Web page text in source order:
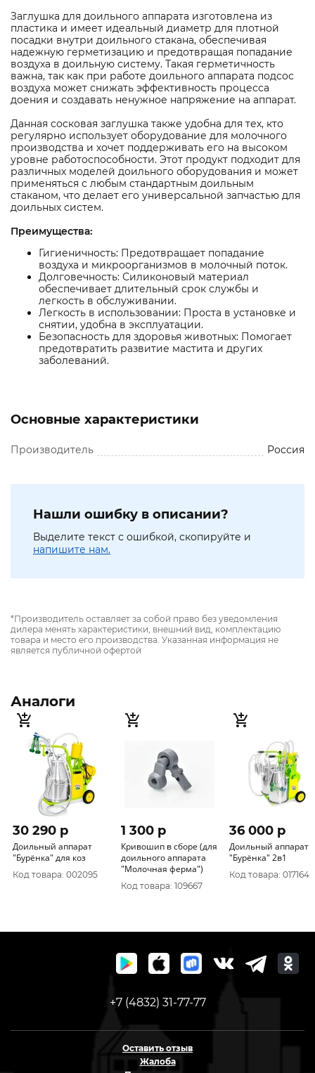
Заглушка для доильного аппарата изготовлена из
пластика и имеет идеальный диаметр для плотной
посадки внутри доильного стакана, обеспечивая
надежную герметизацию и предотвращая попадание
воздуха в доильную систему. Такая герметичность
важна, так как при работе доильного аппарата подсос
воздуха может снижать эффективность процесса
доения и создавать ненужное напряжение на аппарат.
Данная сосковая заглушка также удобна для тех, кто
регулярно использует оборудование для молочного
производства и хочет поддерживать его на высоком
уровне работоспособности. Этот продукт подходит для
различных моделей доильного оборудования и может
применяться с любым стандартным доильным
стаканом, что делает его универсальной запчастью для
доильных систем.
Преимущества:
Гигиеничность: Предотвращает попадание
воздуха и микроорганизмов в молочный поток.
Долговечность: Силиконовый материал
обеспечивает длительный срок службы и
легкость в обслуживании.
Легкость в использовании: Проста в установке и
снятии, удобна в эксплуатации.
Безопасность для здоровья животных: Помогает
предотвратить развитие мастита и других
заболеваний.
Основные характеристики
Производитель Россия
Нашли ошибку в описании?
Выделите текст с ошибкой, скопируйте и
напишите нам.
*Производитель оставляет за собой право без уведомления
дилера менять характеристики, внешний вид, комплектацию
товара и место его производства. Указанная информация не
является публичной офертой
Аналоги
30 290 p
Доильный аппарат
"Бурёнка" для коз
Код товара: 002095
1 300 p
Кривошип в сборе (для
доильного аппарата
"Молочная ферма")
Код товара: 109667
36 000 p
Доильный аппарат
"Бурёнка" 2в1
Код товара: 017164
+7 (4832) 31-77-77
Оставить отзыв
Жалоба